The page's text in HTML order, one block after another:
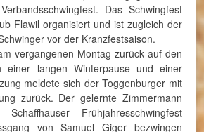
Das Schwingfest
Flawil organisiert und ist zugleich der
vor der Kranzfestsaison.
vergangenen Montag zurück auf den
einer langen Winterpause und einer
meldete sich der Toggenburger mit
zurück. Der gelernte Zimmermann
Frühjahresschwingfest
von Samuel Giger bezwingen